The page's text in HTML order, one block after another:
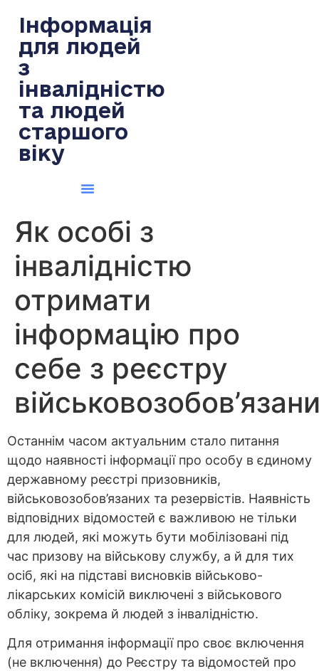
Інформація
для людей
з
інвалідністю
та людей
старшого
віку
Як особі з
інвалідністю
отримати
інформацію про
себе з реєстру
Останнім часом актуальним стало питання
щодо наявності інформації про особу в єдиному
державному реєстрі призовників,
військовозобов’язаних та резервістів. Наявність
відповідних відомостей є важливою не тільки
для людей, які можуть бути мобілізовані під
час призову на військову службу, а й для тих
осіб, які на підставі висновків військово-
лікарських комісій виключені з військового
обліку, зокрема й людей з інвалідністю.
Для отримання інформації про своє включення
(не включення) до Реєстру та відомостей про